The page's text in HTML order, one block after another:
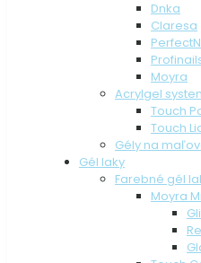
Dnka
Claresa
Moyra
Acrylgel
Touch
Touch
Gély na
Gél laky
Farebné gél
Moyra